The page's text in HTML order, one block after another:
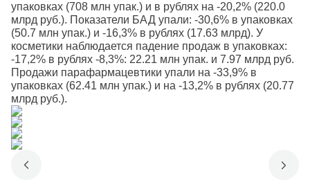
упаковках (708 млн упак.) и в рублях на -20,2% (220.0
млрд руб.). Показатели БАД упали: -30,6% в упаковках
(50.7 млн упак.) и -16,3% в рублях (17.63 млрд). У
косметики наблюдается падение продаж в упаковках:
-17,2% в рублях -8,3%: 22.21 млн упак. и 7.97 млрд руб.
Продажи парафармацевтики упали на -33,9% в
упаковках (62.41 млн упак.) и на -13,2% в рублях (20.77
млрд руб.).